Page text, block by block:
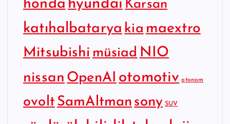
honda hyundai Karsan
katıhalbatarya kia maextro
Mitsubishi müsiad NIO
nissan OpenAI otomotiv otonom
ovoltSamAltman sony SUV